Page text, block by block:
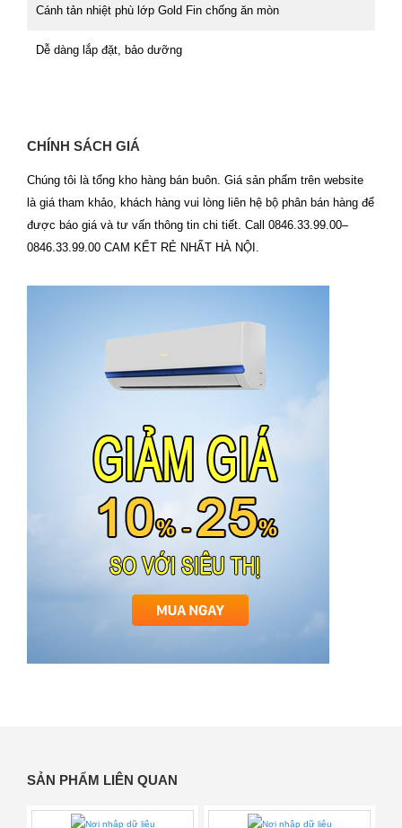
Cánh tản nhiệt phù lớp Gold Fin chống ăn mòn
Dễ dàng lắp đặt, bảo dưỡng
CHÍNH SÁCH GIÁ
Chúng tôi là tổng kho hàng bán buôn. Giá sản phẩm trên website
là giá tham khảo, khách hàng vui lòng liên hệ bộ phân bán hàng để
được báo giá và tư vấn thông tin chi tiết. Call 0846.33.99.00–
0846.33.99.00 CAM KẾT RẺ NHẤT HÀ NỘI.
SẢN PHẨM LIÊN QUAN